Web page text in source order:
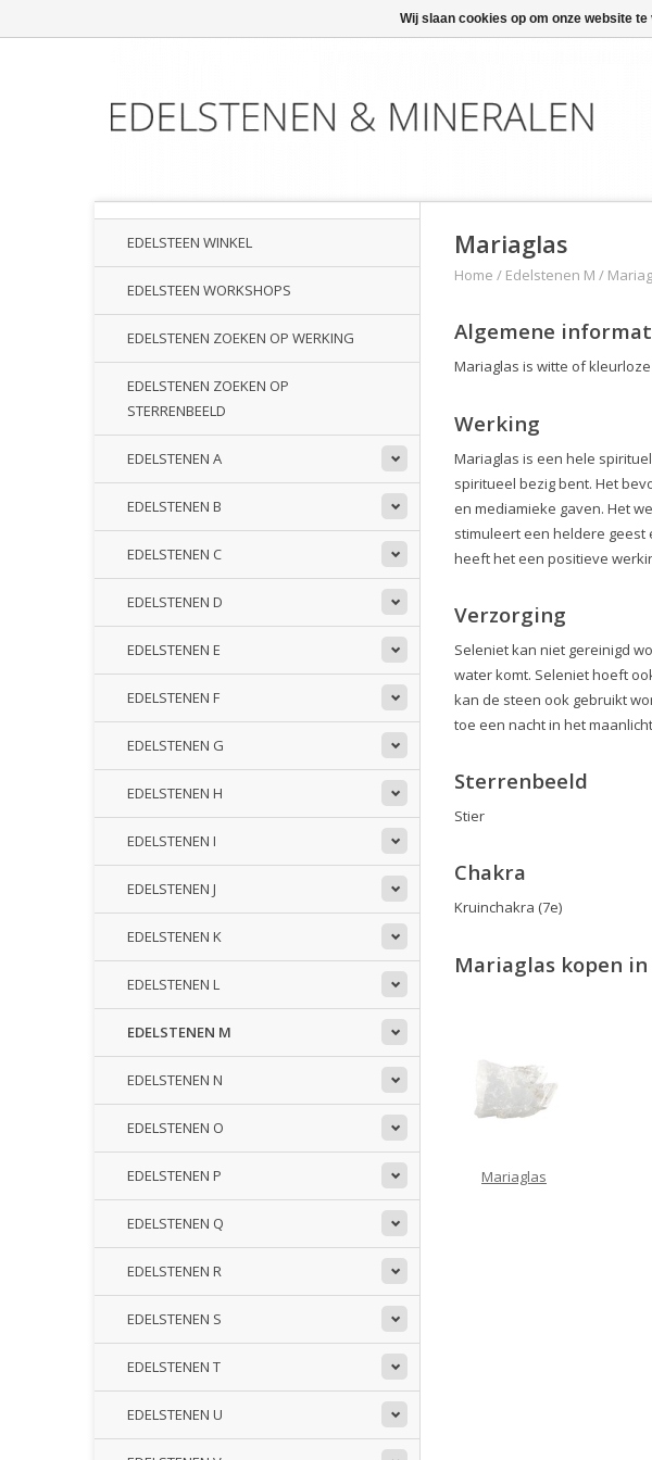
EDELSTEEN WINKEL
EDELSTEEN WORKSHOPS
EDELSTENEN ZOEKEN OP WERKING
EDELSTENEN ZOEKEN OP
STERRENBEELD
EDELSTENEN A
EDELSTENEN B
EDELSTENEN C
EDELSTENEN D
EDELSTENEN E
EDELSTENEN F
EDELSTENEN G
EDELSTENEN H
EDELSTENEN I
EDELSTENEN J
EDELSTENEN K
EDELSTENEN L
EDELSTENEN M
EDELSTENEN N
EDELSTENEN O
EDELSTENEN P
EDELSTENEN Q
EDELSTENEN R
EDELSTENEN S
EDELSTENEN T
EDELSTENEN U
Mariaglas
Home / Edelstenen M /
Algemene
Mariaglas is witte of
Werking
Mariaglas is een hele
spiritueel bezig bent. Het
en mediamieke gaven. Het
stimuleert een heldere geest
heeft het een positieve
Verzorging
Seleniet kan niet gereinigd
water komt. Seleniet hoeft
kan de steen ook gebruikt
toe een nacht in het
Sterrenbeeld
Stier
Chakra
Kruinchakra (7e)
Mariaglas kopen
Mariaglas
Wij slaan cookies op om onze website